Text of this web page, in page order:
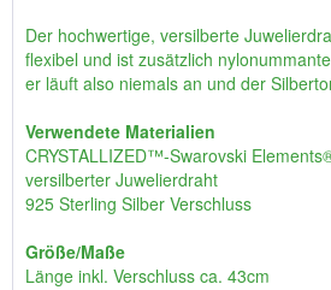
Der hochwertige, versilberte
flexibel und ist zusätzlich
er läuft also niemals an und der
Verwendete Materialien
CRYSTALLIZED™-Swarovski
versilberter Juwelierdraht
925 Sterling Silber Verschluss
Größe/Maße
Länge inkl. Verschluss ca. 43cm